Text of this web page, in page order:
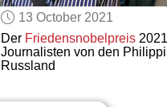
13 October 2021
Der Friedensnobelpreis2021
Journalisten von den
Russland